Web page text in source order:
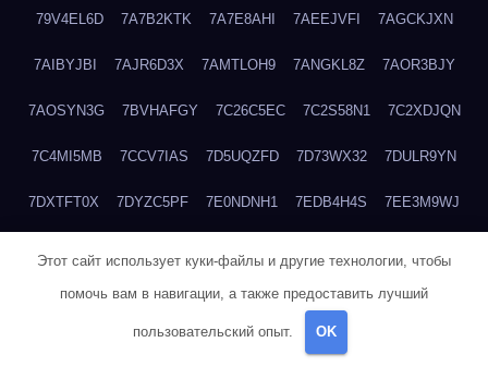
79V4EL6D 7A7B2KTK 7A7E8AHI 7AEEJVFI 7AGCKJXN
7AIBYJBI 7AJR6D3X 7AMTLOH9 7ANGKL8Z 7AOR3BJY
7AOSYN3G 7BVHAFGY 7C26C5EC 7C2S58N1 7C2XDJQN
7C4MI5MB 7CCV7IAS 7D5UQZFD 7D73WX32 7DULR9YN
7DXTFT0X 7DYZC5PF 7E0NDNH1 7EDB4H4S 7EE3M9WJ
7FKTW3MA 7FRYD8I9 7FX48QP3 7GDV0B8J 7GER99GF
7H8LPLGJ 7I854907 7IAYUF4X
Этот сайт использует куки-файлы и другие технологии, чтобы
помочь вам в навигации, а также предоставить лучший
пользовательский опыт. OK